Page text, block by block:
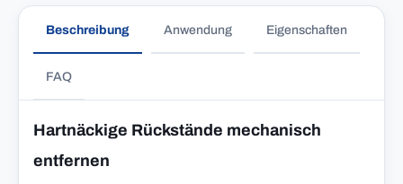
Beschreibung Anwendung Eigenschaften
FAQ
Hartnäckige Rückstände mechanisch
entfernen